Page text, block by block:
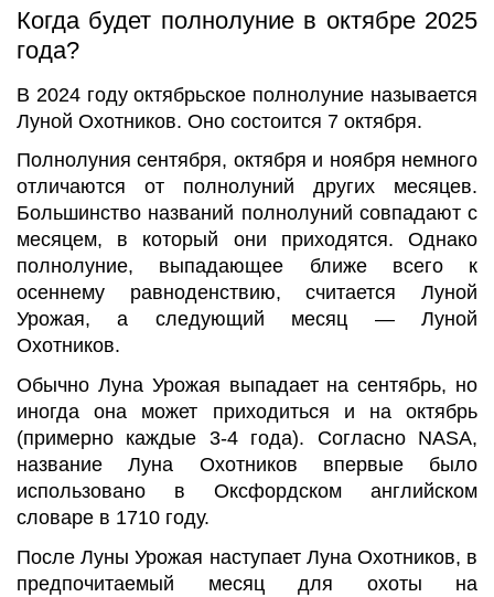
Когда будет полнолуние в октябре 2025
года?
В 2024 году октябрьское полнолуние называется
Луной Охотников. Оно состоится 7 октября.
Полнолуния сентября, октября и ноября немного
отличаются от полнолуний других месяцев.
Большинство названий полнолуний совпадают с
месяцем, в который они приходятся. Однако
полнолуние, выпадающее ближе всего к
осеннему равноденствию, считается Луной
Урожая, а следующий месяц — Луной
Охотников.
Обычно Луна Урожая выпадает на сентябрь, но
иногда она может приходиться и на октябрь
(примерно каждые 3-4 года). Согласно NASA,
название Луна Охотников впервые было
использовано в Оксфордском английском
словаре в 1710 году.
После Луны Урожая наступает Луна Охотников, в
предпочитаемый месяц для охоты на